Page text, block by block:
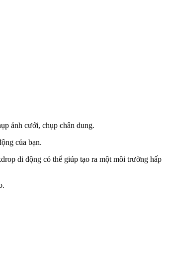
ảnh cưới, chụp chân dung.
của bạn.
di động có thể giúp tạo ra một môi trường hấp